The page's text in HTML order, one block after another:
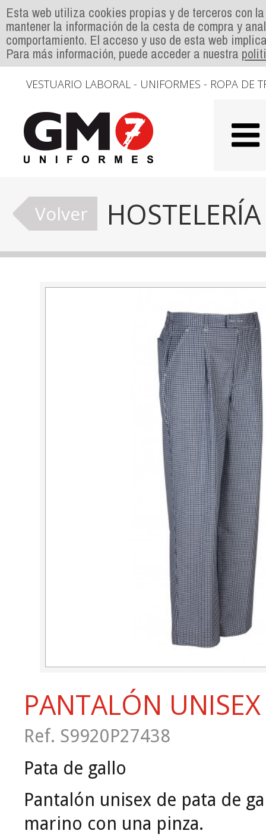
Esta web utiliza cookies propias y de terceros con
mantener la información de la cesta de compra y
comportamiento. El acceso y uso de esta web
Para más información, puede acceder a nuestra
VESTUARIO LABORAL - UNIFORMES - ROPA DE
Volver HOSTELERÍA
PANTALÓN UNISEX
Ref. S9920P27438
Pata de gallo
Pantalón unisex de pata de
marino con una pinza.